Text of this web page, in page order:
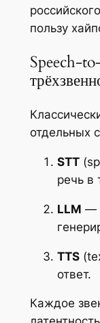
пользу
Speech-
отдельных
STT
речь в
LLM —
TTS
ответ.
Каждое